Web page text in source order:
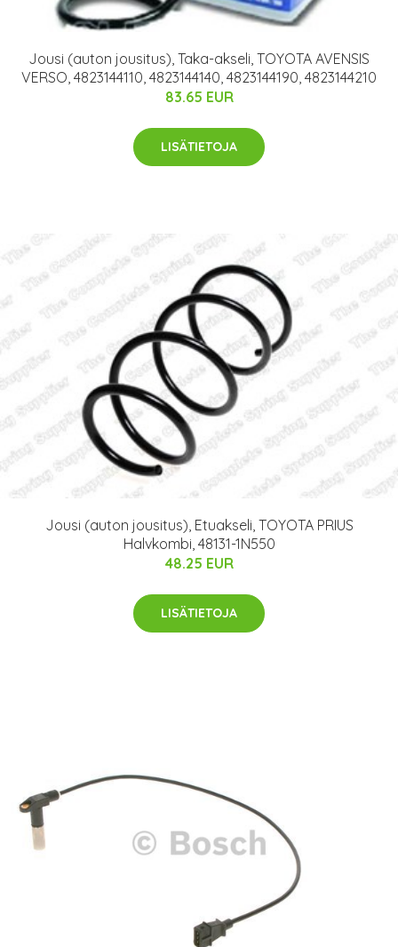
Jousi (auton jousitus), Taka-akseli, TOYOTA AVENSIS
VERSO, 4823144110, 4823144140, 4823144190, 4823144210
83.65 EUR
LISÄTIETOJA
Jousi (auton jousitus), Etuakseli, TOYOTA PRIUS
Halvkombi, 48131-1N550
48.25 EUR
LISÄTIETOJA